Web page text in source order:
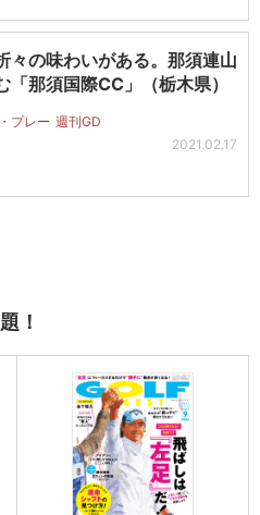
々の味わいがある。那須連山
「那須国際CC」（栃木県）
プレー 週刊GD
2021.02.17
！